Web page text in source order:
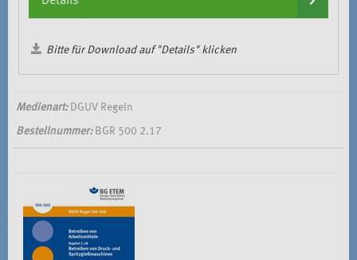
Bitte für Download auf "Details" klicken
Medienart:DGUV Regeln
Bestellnummer:BGR 500 2.17